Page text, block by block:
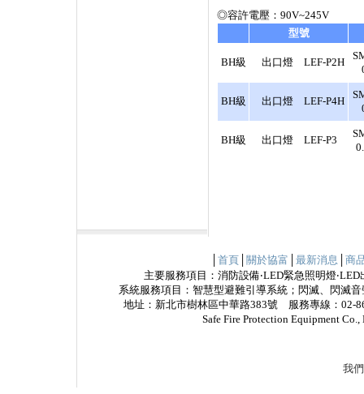
◎容許電壓：90V~245V
型號
BH級 出口燈 LEF-P2H
BH級 出口燈 LEF-P4H
BH級 出口燈 LEF-P3
首頁│ 關於協富 最新消息
商
主要服務項目：消防設備‧LED緊急照明燈
系統服務項目：智慧型避難引導系統；閃滅、閃滅
地址：新北市樹林區中華路383號 服務專線：
Safe Fire Protection Equipment
我